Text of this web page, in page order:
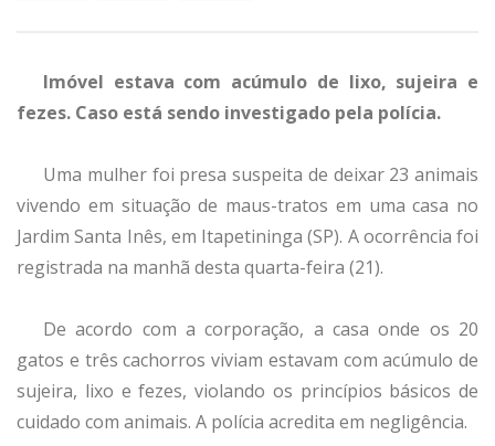
Imóvel estava com acúmulo de lixo, sujeira e
fezes. Caso está sendo investigado pela polícia.
Uma mulher foi presa suspeita de deixar 23 animais
vivendo em situação de maus-tratos em uma casa no
Jardim Santa Inês, em Itapetininga (SP). A ocorrência foi
registrada na manhã desta quarta-feira (21).
De acordo com a corporação, a casa onde os 20
gatos e três cachorros viviam estavam com acúmulo de
sujeira, lixo e fezes, violando os princípios básicos de
cuidado com animais. A polícia acredita em negligência.